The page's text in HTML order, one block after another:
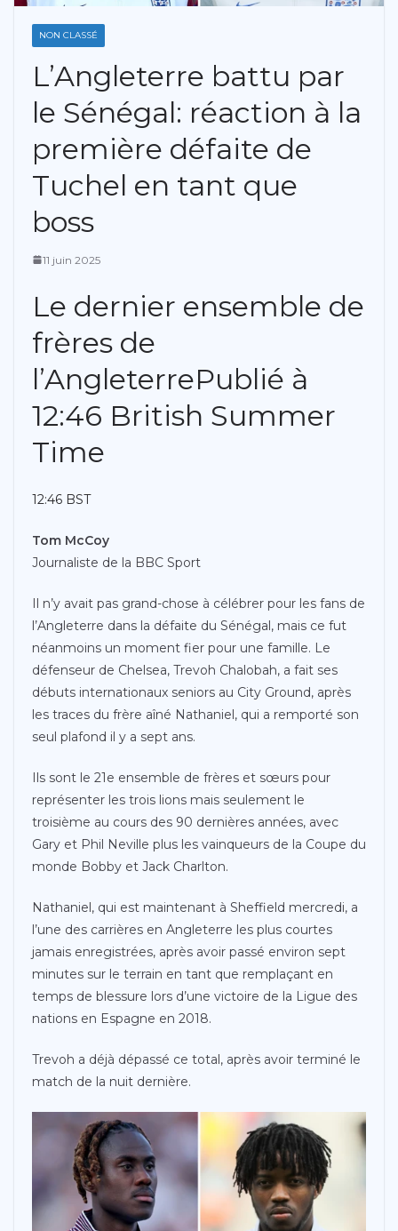
NON CLASSÉ
L’Angleterre battu par
le Sénégal: réaction à la
première défaite de
Tuchel en tant que
boss
11 juin 2025
Le dernier ensemble de
frères de
l’AngleterrePublié à
12:46 British Summer
Time
12:46 BST
Tom McCoy
Journaliste de la BBC Sport
Il n’y avait pas grand-chose à célébrer pour les fans de
l’Angleterre dans la défaite du Sénégal, mais ce fut
néanmoins un moment fier pour une famille. Le
défenseur de Chelsea, Trevoh Chalobah, a fait ses
débuts internationaux seniors au City Ground, après
les traces du frère aîné Nathaniel, qui a remporté son
seul plafond il y a sept ans.
Ils sont le 21e ensemble de frères et sœurs pour
représenter les trois lions mais seulement le
troisième au cours des 90 dernières années, avec
Gary et Phil Neville plus les vainqueurs de la Coupe du
monde Bobby et Jack Charlton.
Nathaniel, qui est maintenant à Sheffield mercredi, a
l’une des carrières en Angleterre les plus courtes
jamais enregistrées, après avoir passé environ sept
minutes sur le terrain en tant que remplaçant en
temps de blessure lors d’une victoire de la Ligue des
nations en Espagne en 2018.
Trevoh a déjà dépassé ce total, après avoir terminé le
match de la nuit dernière.